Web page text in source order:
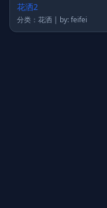
花洒2
分类：花洒 | by: feifei